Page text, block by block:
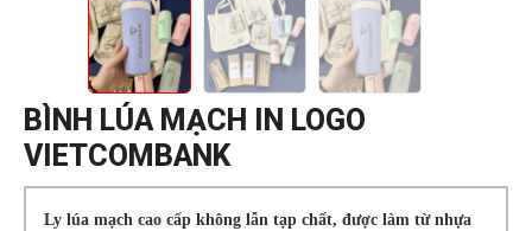
BÌNH LÚA MẠCH IN LOGO
VIETCOMBANK
Ly lúa mạch cao cấp không lẫn tạp chất, được làm từ nhựa